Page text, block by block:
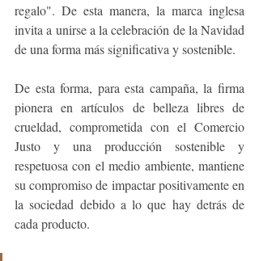
regalo". De esta manera, la marca inglesa
invita a unirse a la celebración de la Navidad
de una forma más significativa y sostenible.
De esta forma, para esta campaña, la firma
pionera en artículos de belleza libres de
crueldad, comprometida con el Comercio
Justo y una producción sostenible y
respetuosa con el medio ambiente, mantiene
su compromiso de impactar positivamente en
la sociedad debido a lo que hay detrás de
cada producto.